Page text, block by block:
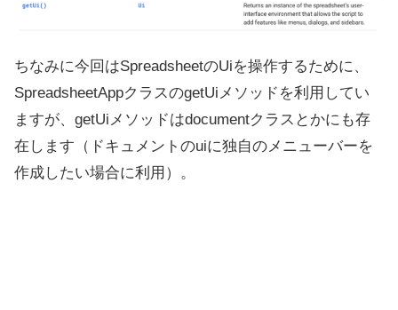
ちなみに今回はSpreadsheetのUiを操作するために、
SpreadsheetAppクラスのgetUiメソッドを利用してい
ますが、getUiメソッドはdocumentクラスとかにも存
在します（ドキュメントのuiに独自のメニューバーを
作成したい場合に利用）。